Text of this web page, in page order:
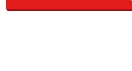
クーンタワーなど、ダイナ